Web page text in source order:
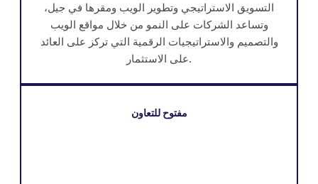
التسويق الاستراتيجي وتطوير الويب ومقرها في جيل،
وتساعد الشركات على النمو من خلال مواقع الويب
والتصميم والاستراتيجيات الرقمية التي تركز على العائد
على الاستثمار.
مفتوح للتعاون